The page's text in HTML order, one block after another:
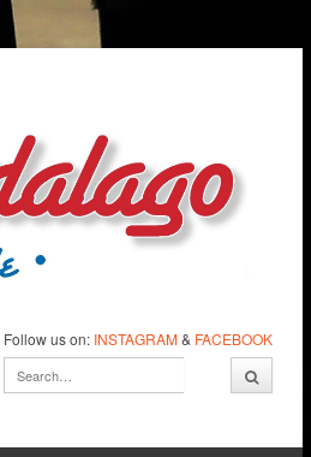
Follow us on: INSTAGRAM& FACEBOOK